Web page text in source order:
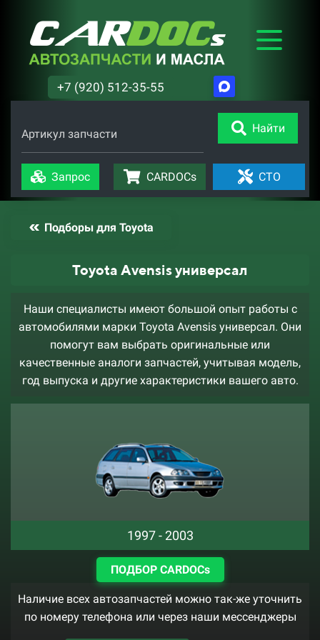
+7 (920) 512-35-55
Артикул запчасти Найти
Запрос CARDOCs СТО
Подборы для Toyota
Toyota Avensis универсал
Наши специалисты имеют большой опыт работы с
автомобилями марки Toyota Avensis универсал. Они
помогут вам выбрать оригинальные или
качественные аналоги запчастей, учитывая модель,
год выпуска и другие характеристики вашего авто.
1997 - 2003
ПОДБОР CARDOCs
Наличие всех автозапчастей можно так-же уточнить
по номеру телефона или через наши мессенджеры